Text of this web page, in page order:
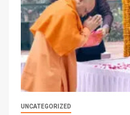
UNCATEGORIZED